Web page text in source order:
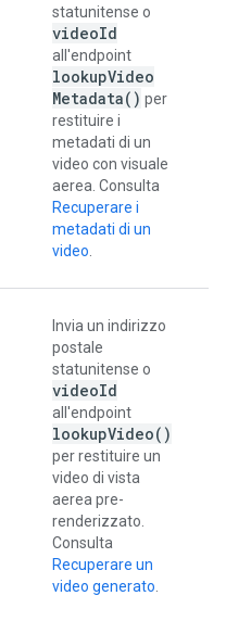
statunitense o
videoId
all'endpoint
lookupVideo
Metadata( ) per
restituire i
metadati di un
video con visuale
aerea. Consulta
Recuperare i
metadati di un
video
Invia un indirizzo
postale
statunitense o
videoId
all'endpoint
lookupVideo( )
per restituire un
video di vista
aerea pre-
renderizzato.
Consulta
Recuperare un
video generato